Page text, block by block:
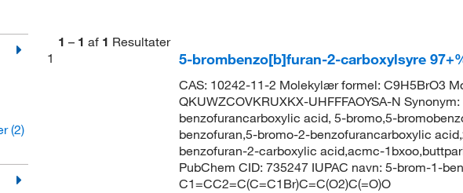
(2)
1 – 1 af 1 Resultater
1
5-brombenzo[b]furan-2-carboxylsyre
CAS: 10242-11-2 Molekylær formel: C9H5BrO3
QKUWZCOVKRUXKX-UHFFFAOYSA-N
benzofurancarboxylic acid, 5-bromo,5-
benzofuran,5-bromo-2-benzofurancarboxylic
benzofuran-2-carboxylic acid,acmc-
PubChem CID: 735247 IUPAC navn: 5-brom-1-
C1=CC2=C(C=C1Br)C=C(O2)C(=O)O